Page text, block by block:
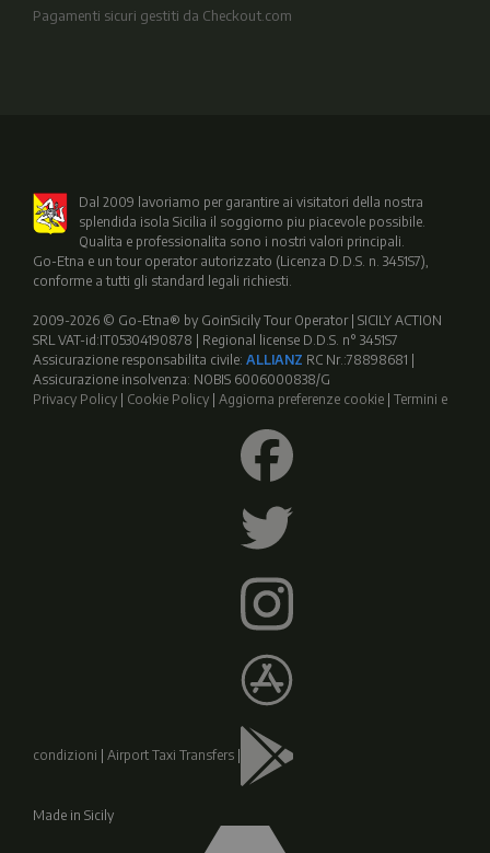
Pagamenti sicuri gestiti da Checkout.com
Dal 2009 lavoriamo per garantire ai visitatori della nostra
splendida isola Sicilia il soggiorno piu piacevole possibile.
Qualita e professionalita sono i nostri valori principali.
Go-Etna e un tour operator autorizzato (Licenza D.D.S. n. 3451S7),
conforme a tutti gli standard legali richiesti.
2009-2026 © Go-Etna® by GoinSicily Tour Operator | SICILY ACTION
SRL VAT-id:IT05304190878 | Regional license D.D.S. n° 3451S7
Assicurazione responsabilita civile: ALLIANZ RC Nr.:78898681 |
Assicurazione insolvenza: NOBIS 6006000838/G
Privacy Policy
Cookie Policy Aggiorna preferenze cookie Termini e
condizioni | Airport Taxi Transfers |
Made in Sicily